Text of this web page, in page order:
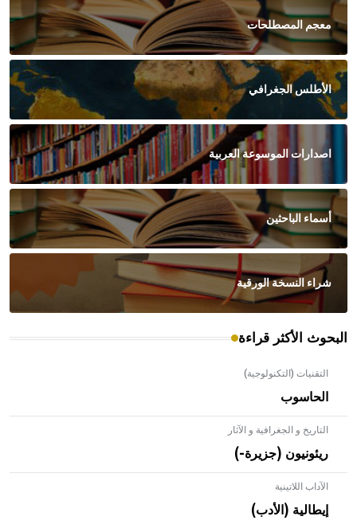
معجم المصطلحات
الأطلس الجغرافي
اصدارات الموسوعة العربية
أسماء الباحثين
شراء النسخة الورقية
البحوث الأكثر قراءة
التقنيات (التكنولوجية)
الحاسوب
التاريخ و الجغرافية و الآثار
ريئونيون (جزيرة-)
الآداب اللاتينية
إيطالية (الأدب)